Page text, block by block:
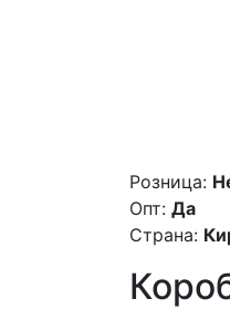
Розница:
Опт: Да
Страна: